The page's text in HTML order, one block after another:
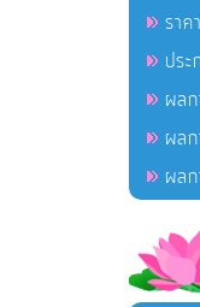
รา
ปร
ผล
ผล
ผล